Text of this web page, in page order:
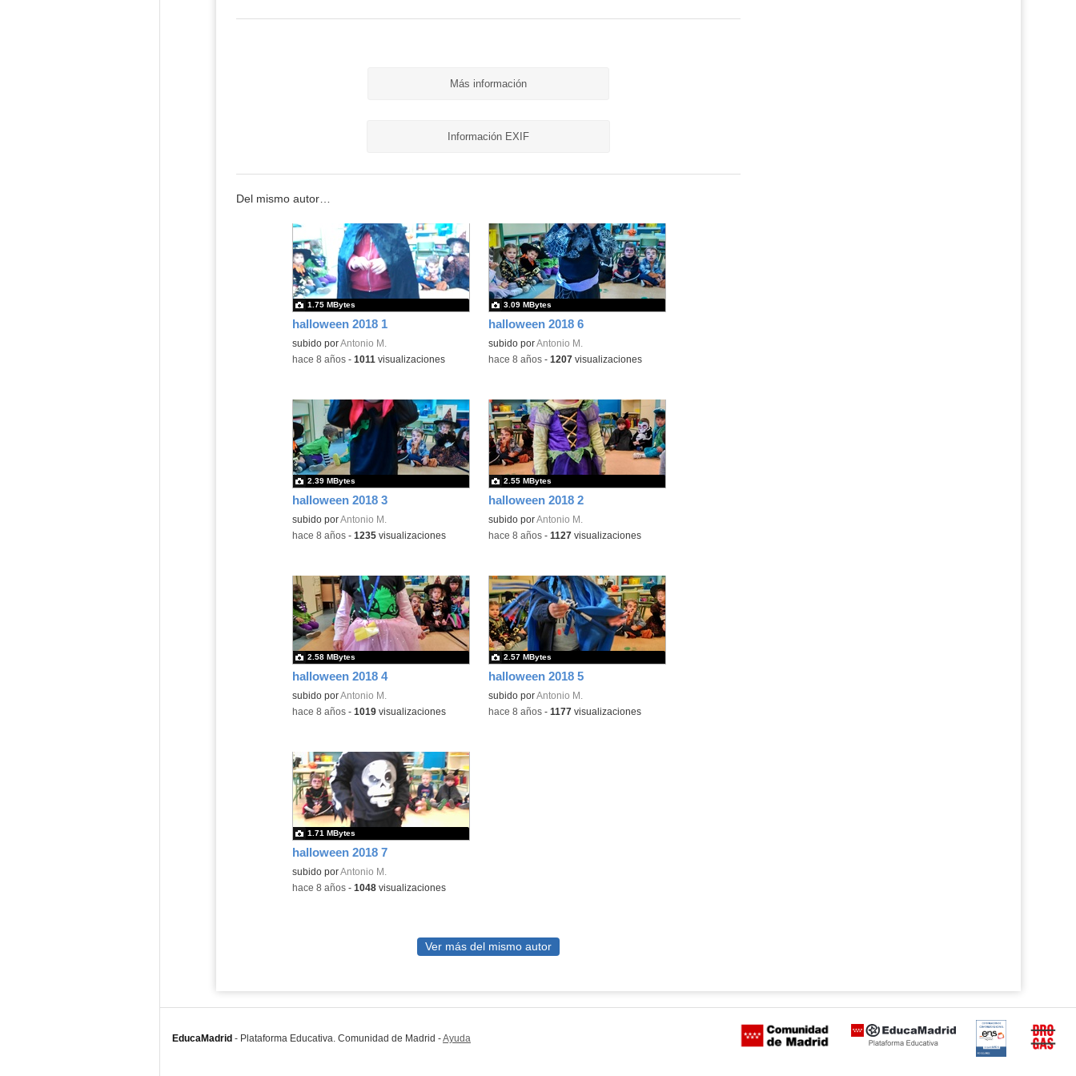
Más información
Información EXIF
Del mismo autor…
halloween 2018 1
subido porAntonio M.
1.75 MBytes
-hace 8 años- 1011 visualizaciones
halloween 2018 6
subido porAntonio M.
3.09 MBytes
-hace 8 años- 1207visualizaciones
halloween 2018 3
subido porAntonio M.
2.39 MBytes
-hace 8 años- 1235visualizaciones
halloween 2018 2
subido porAntonio M.
2.55 MBytes
-hace 8 años- 1127visualizaciones
halloween 2018 4
subido porAntonio M.
2.58 MBytes
-hace 8 años- 1019visualizaciones
halloween 2018 5
subido porAntonio M.
2.57 MBytes
-hace 8 años- 1177visualizaciones
halloween 2018 7
subido porAntonio M.
1.71 MBytes
-hace 8 años- 1048visualizaciones
Ver más del mismo autor
EducaMadrid - Plataforma Educativa. Comunidad de Madrid -Ayuda Certificación Buzón